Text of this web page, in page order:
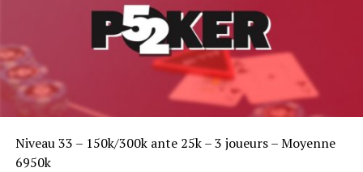
Niveau 33 – 150k/300k ante 25k – 3 joueurs – Moyenne
6950k